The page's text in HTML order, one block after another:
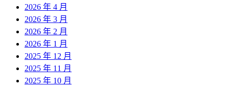
2026 年 4 月
2026 年 3 月
2026 年 2 月
2026 年 1 月
2025 年 12 月
2025 年 11 月
2025 年 10 月